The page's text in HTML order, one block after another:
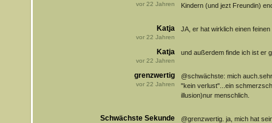
vor 22 Jahren
Kindern (und jezt Freundin)
Katja
vor 22 Jahren
JA, er hat wirklich einen feinen
Katja
vor 22 Jahren
und außerdem finde ich ist er
grenzwertig
vor 22 Jahren
@schwächste: mich
"kein verlust"...ein
illusion)nur menschlich.
Schwächste Sekunde
@grenzwertig. ja, mich hat